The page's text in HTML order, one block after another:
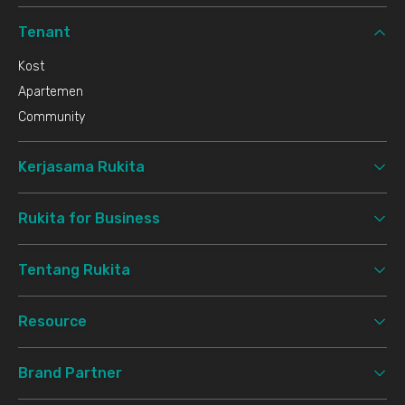
Tenant
Kost
Apartemen
Community
Kerjasama Rukita
Rukita for Business
Tentang Rukita
Resource
Brand Partner